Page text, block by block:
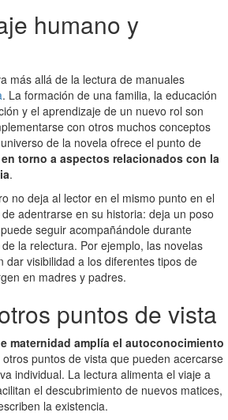
humano y
más allá de la lectura de manuales
. La formación de una familia, la educación
y el aprendizaje de un nuevo rol son
con otros muchos conceptos
de la novela ofrece el punto de
torno a aspectos relacionados con la
.
no deja al lector en el mismo punto en el
adentrarse en su historia: deja un poso
seguir acompañándole durante
la relectura. Por ejemplo, las novelas
dar visibilidad a los diferentes tipos de
en madres y padres.
puntos de vista
maternidad amplía el autoconocimiento
puntos de vista que pueden acercarse
individual. La lectura alimenta el viaje a
el descubrimiento de nuevos matices,
la existencia.